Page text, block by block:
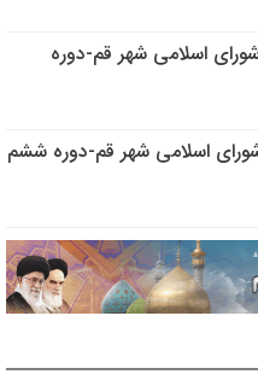
اسلامی شهر قم-دوره
اسلامی شهر قم-دوره ششم